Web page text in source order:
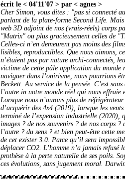
écrit le < 04'11'07 > par < agnes >
Cher Simon, vous dites : "pas si connecté
parlant de la plate-forme Second Life.
web 3D adjoint de nos (vrais-réels) corps
"Matrix" ou plus gracieusement celles de
Celles-ci n’en demeurent pas moins des
lisibles, reproductibles. Que nous aimons,
n’étaient pas par nature archi-connectés,
victime de cette pâle application du monde
naviguer dans l’onirisme, nous pourrions
Beckett. Au service de la pensée. C’est
l’autre in notre monde réel qui nous effraie
Lorsque nous n’aurons plus de
d’acquérir des 4x4 (2019), lorsque les
terminé de l’expension industrielle (2020),
images ? de nos souvenirs ? de nos corps ?
l’autre ? du sens ? et bien peut-être cette
de cet exister 3.0. Parce qu’il sera
déplacer CO2. L’homme n’a jamais refusé
prothèse à la perte naturelle de ses poils.
ces évolutions, sans jugement moral.